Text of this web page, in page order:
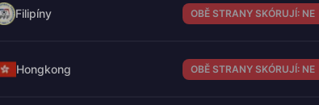
Filipíny OBĚ STRANY SKÓRUJÍ: NE
Hongkong OBĚ STRANY SKÓRUJÍ: NE